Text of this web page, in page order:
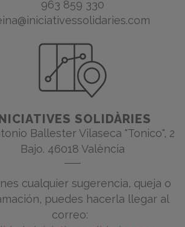
963 859 330
SOLIDÀRIES
Ballester Vilaseca "Tonico", 2
Bajo. 46018 València
cualquier sugerencia, queja o
puedes hacerla llegar al
correo: